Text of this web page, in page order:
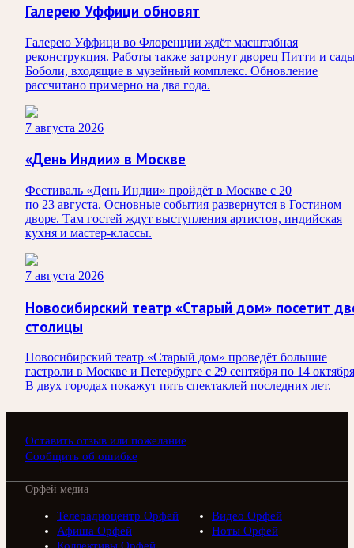
Галерею Уффици обновят
Галерею Уффици во Флоренции ждёт масштабная
реконструкция. Работы также затронут дворец Питти и
Боболи, входящие в музейный комплекс. Обновление
рассчитано примерно на два года.
7 августа 2026
«День Индии» в Москве
Фестиваль «День Индии» пройдёт в Москве с 20
по 23 августа. Основные события развернутся в Гостином
дворе. Там гостей ждут выступления артистов, индийская
кухня и мастер-классы.
7 августа 2026
Новосибирский театр «Старый дом» посетит
столицы
Новосибирский театр «Старый дом» проведёт большие
гастроли в Москве и Петербурге с 29 сентября по 14
В двух городах покажут пять спектаклей последних лет.
Оставить отзыв или пожелание
Сообщить об ошибке
Орфей медиа
Телерадиоцентр Орфей
Видео Орфей
Афиша Орфей
Ноты Орфей